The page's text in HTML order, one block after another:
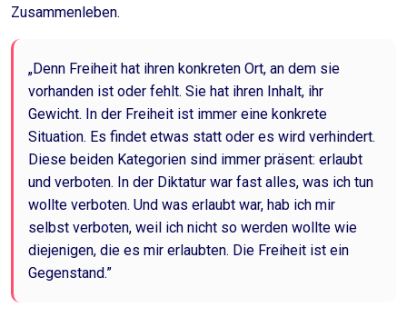
Zusammenleben.
„Denn Freiheit hat ihren konkreten Ort, an dem sie
vorhanden ist oder fehlt. Sie hat ihren Inhalt, ihr
Gewicht. In der Freiheit ist immer eine konkrete
Situation. Es findet etwas statt oder es wird verhindert.
Diese beiden Kategorien sind immer präsent: erlaubt
und verboten. In der Diktatur war fast alles, was ich tun
wollte verboten. Und was erlaubt war, hab ich mir
selbst verboten, weil ich nicht so werden wollte wie
diejenigen, die es mir erlaubten. Die Freiheit ist ein
Gegenstand.”